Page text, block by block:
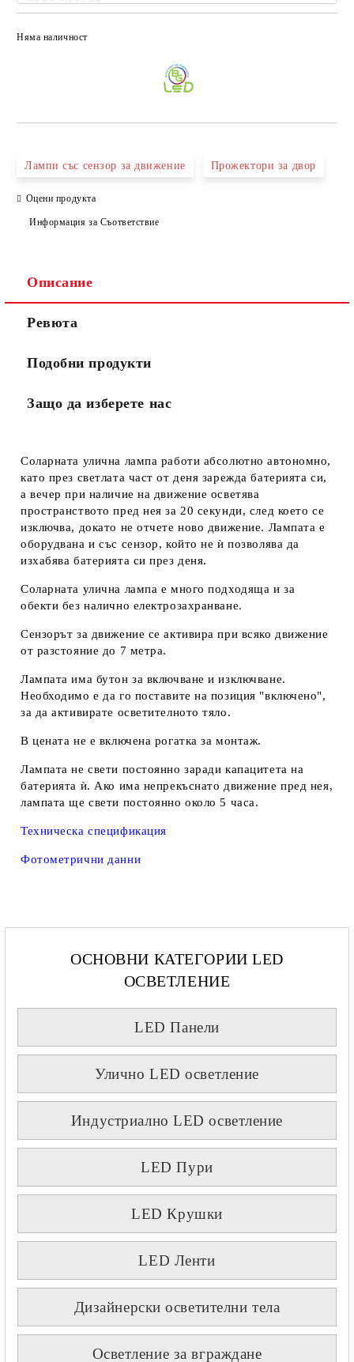
Няма наличност
Лампи със сензор за движение Прожектори за двор
Оцени продукта
Информация за Съответствие
Описание
Ревюта
Подобни продукти
Защо да изберете нас
Соларната улична лампа работи абсолютно автономно,
като през светлата част от деня зарежда батерията си,
а вечер при наличие на движение осветява
пространството пред нея за 20 секунди, след което се
изключва, докато не отчете ново движение. Лампата е
оборудвана и със сензор, който не ѝ позволява да
изхабява батерията си през деня.
Соларната улична лампа е много подходяща и за
обекти без налично електрозахранване.
Сензорът за движение се активира при всяко движение
от разстояние до 7 метра.
Лампата има бутон за включване и изключване.
Необходимо е да го поставите на позиция "включено",
за да активирате осветителното тяло.
В цената не е включена рогатка за монтаж.
Лампата не свети постоянно заради капацитета на
батерията ѝ. Ако има непрекъснато движение пред нея,
лампата ще свети постоянно около 5 часа.
Техническа спецификация
Фотометрични данни
ОСНОВНИ КАТЕГОРИИ LED
ОСВЕТЛЕНИЕ
LED Панели
Улично LED осветление
Индустриално LED осветление
LED Пури
LED Крушки
LED Ленти
Дизайнерски осветителни тела
Осветление за вграждане